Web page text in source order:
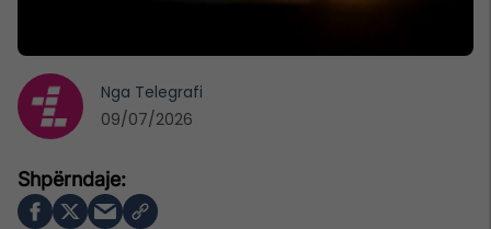
Nga Telegrafi
09/07/2026